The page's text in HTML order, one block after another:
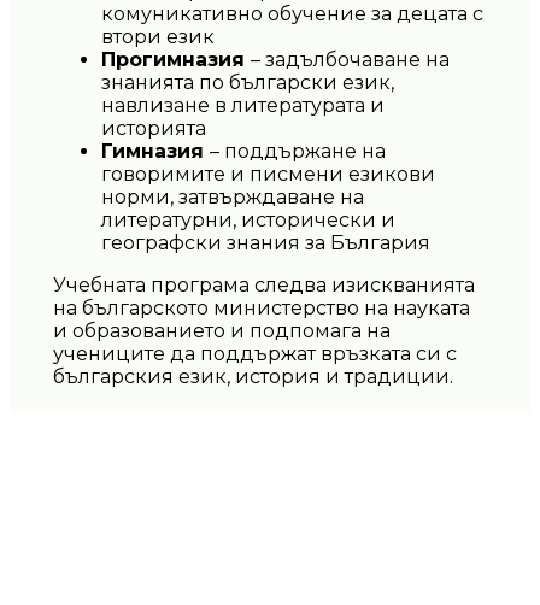
комуникативно обучение за децата с
втори език
Прогимназия – задълбочаване на
знанията по български език,
навлизане в литературата и
историята
Гимназия – поддържане на
говоримите и писмени езикови
норми, затвърждаване на
литературни, исторически и
географски знания за България
Учебната програма следва изискванията
на българското министерство на науката
и образованието и подпомага на
учениците да поддържат връзката си с
българския език, история и традиции.